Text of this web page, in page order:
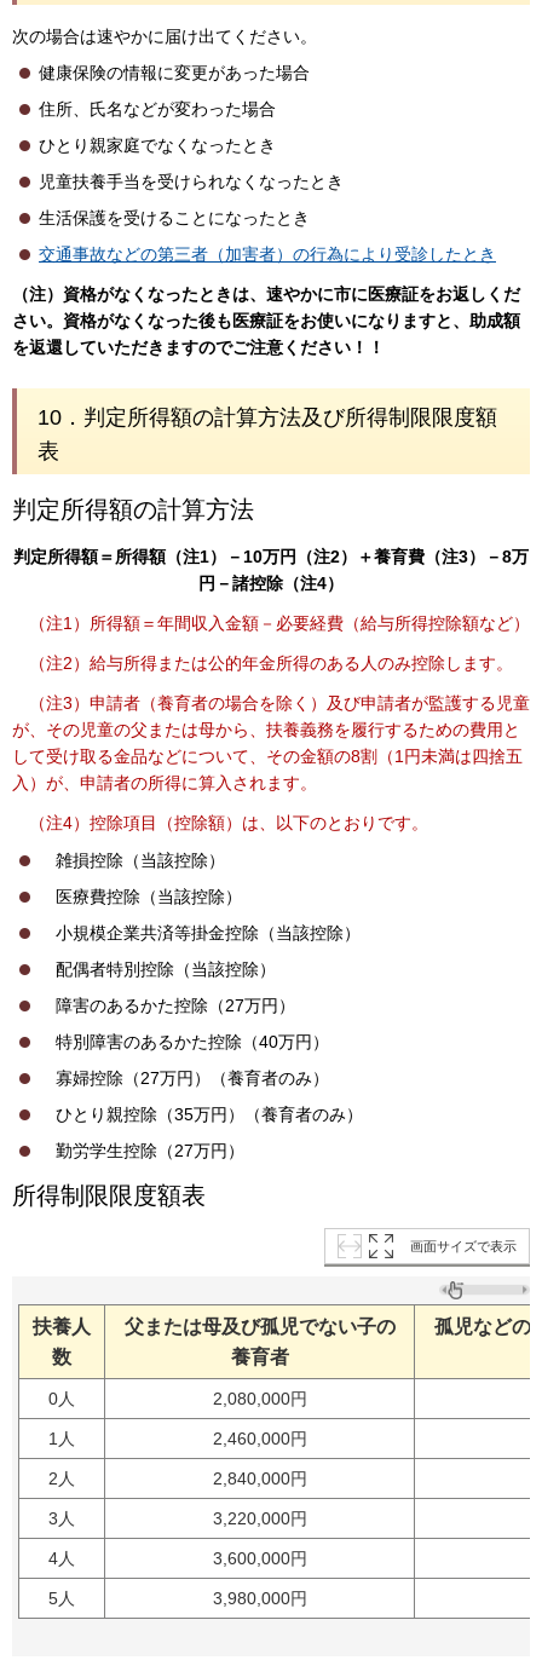
次の場合は速やかに届け出てください。
健康保険の情報に変更があった場合
住所、氏名などが変わった場合
ひとり親家庭でなくなったとき
児童扶養手当を受けられなくなったとき
生活保護を受けることになったとき
交通事故などの第三者（加害者）の行為により受診したとき
（注）資格がなくなったときは、速やかに市に医療証をお返しくだ
さい。資格がなくなった後も医療証をお使いになりますと、助成額
を返還していただきますのでご注意ください！！
10． 判定所得額の計算方法及び所得制限限度額
表
判定所得額の計算方法
判定所得額＝所得額（注1）－10万円（注2）＋養育費（注3）－8万
円－諸控除（注4）
（注1）所得額＝年間収入金額－必要経費（給与所得控除額など）
（注2）給与所得または公的年金所得のある人のみ控除します。
（注3）申請者（養育者の場合を除く）及び申請者が監護する児童
が、その児童の父または母から、扶養義務を履行するための費用と
して受け取る金品などについて、その金額の8割（1円未満は四捨五
入）が、申請者の所得に算入されます。
（注4）控除項目（控除額）は、以下のとおりです。
雑損控除（当該控除）
医療費控除（当該控除）
小規模企業共済等掛金控除（当該控除）
配偶者特別控除（当該控除）
障害のあるかた控除（27万円）
特別障害のあるかた控除（40万円）
寡婦控除（27万円）（養育者のみ）
ひとり親控除（35万円）（養育者のみ）
勤労学生控除（27万円）
所得制限限度額表
画面サイズで表示
扶養人
数
父または母及び孤児でない子の
養育者
孤児などの
0人 2,080,000円
1人 2,460,000円
2人 2,840,000円
3人 3,220,000円
4人 3,600,000円
5人 3,980,000円